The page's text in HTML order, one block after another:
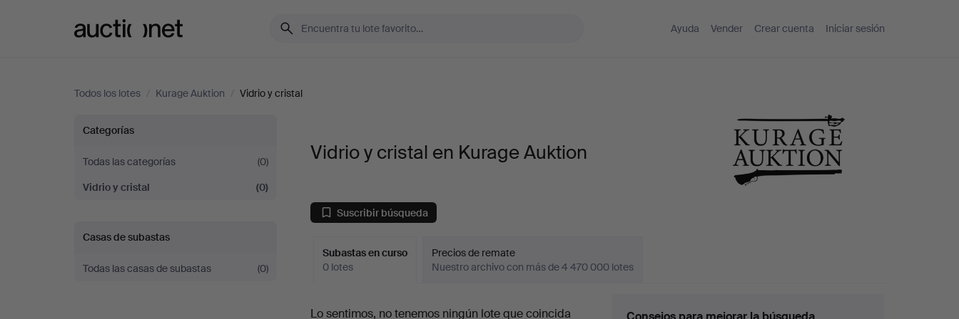
Ayuda Vender Crear cuenta Iniciar sesión
Todos los lotes / Kurage Auktion / Vidrio y cristal
Vidrio
y
cristal
en
Kurage
Categorías
Todas las categorías
(0)
Vidrio y cristal
(0)
Casas de subastas
Todas las casas de subastas (0)
Vidrio y cristal en Kurage Auktion
Suscribir búsqueda
Subastas en curso
0 lotes
Precios de remate
Nuestro archivo con más de 4 470 000 lotes
Subastas
Lo sentimos, no tenemos ningún lote que coincida